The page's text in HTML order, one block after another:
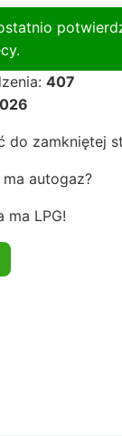
407
do zamkniętej
autogaz?
ma LPG!